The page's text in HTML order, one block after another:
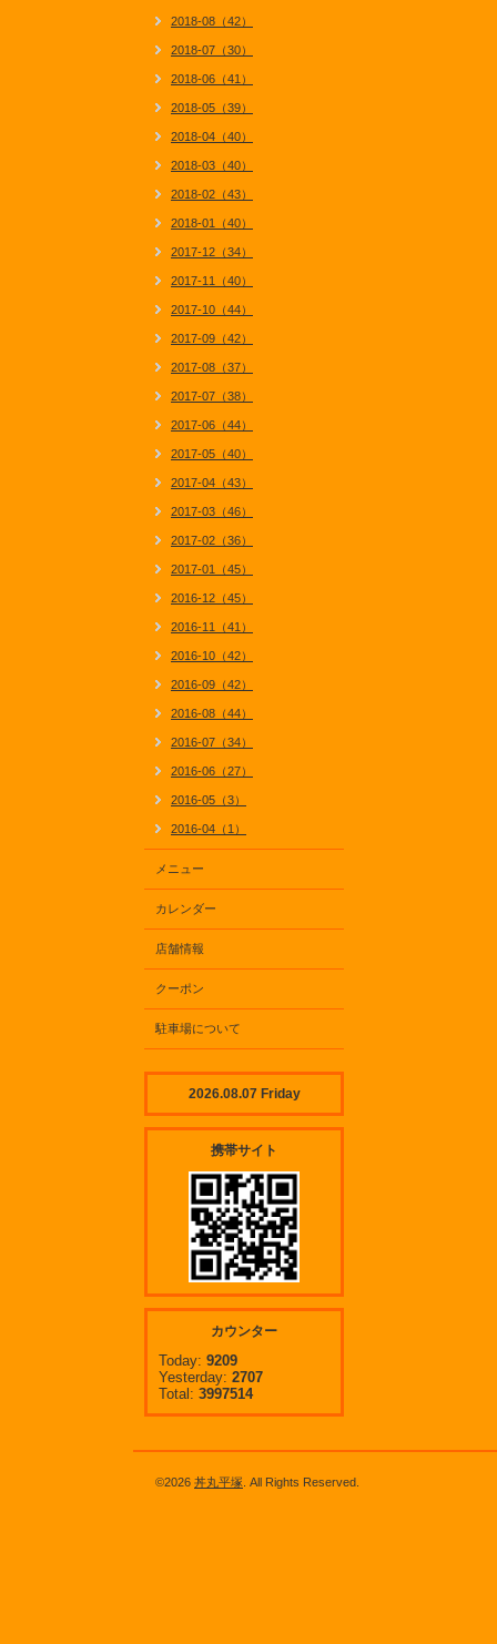
2018-08（42）
2018-07（30）
2018-06（41）
2018-05（39）
2018-04（40）
2018-03（40）
2018-02（43）
2018-01（40）
2017-12（34）
2017-11（40）
2017-10（44）
2017-09（42）
2017-08（37）
2017-07（38）
2017-06（44）
2017-05（40）
2017-04（43）
2017-03（46）
2017-02（36）
2017-01（45）
2016-12（45）
2016-11（41）
2016-10（42）
2016-09（42）
2016-08（44）
2016-07（34）
2016-06（27）
2016-05（3）
2016-04（1）
メニュー
カレンダー
店舗情報
クーポン
駐車場について
2026.08.07 Friday
携帯サイト
カウンター
Today: 9209
Yesterday: 2707
Total: 3997514
©2026 丼丸平塚 . All Rights Reserved.